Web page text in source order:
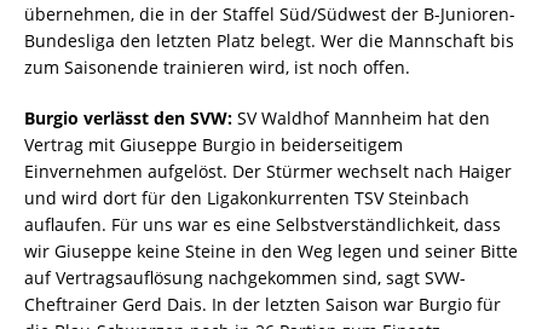
übernehmen, die in der Staffel Süd/Südwest der B-Junioren-
Bundesliga den letzten Platz belegt. Wer die Mannschaft bis
zum Saisonende trainieren wird, ist noch offen.
Burgio verlässt den SVW: SV Waldhof Mannheim hat den
Vertrag mit Giuseppe Burgio in beiderseitigem
Einvernehmen aufgelöst. Der Stürmer wechselt nach Haiger
und wird dort für den Ligakonkurrenten TSV Steinbach
auflaufen. Für uns war es eine Selbstverständlichkeit, dass
wir Giuseppe keine Steine in den Weg legen und seiner Bitte
auf Vertragsauflösung nachgekommen sind, sagt SVW-
Cheftrainer Gerd Dais. In der letzten Saison war Burgio für